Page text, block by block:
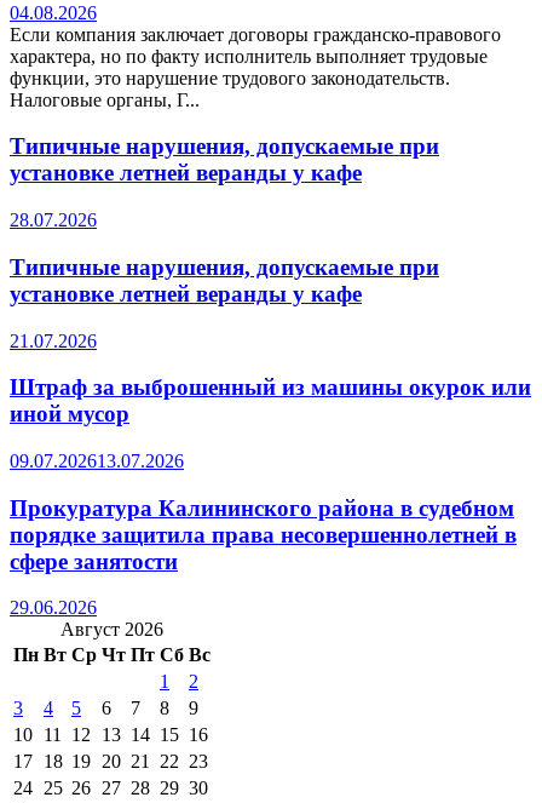
04.08.2026
Если компания заключает договоры гражданско-правового
характера, но по факту исполнитель выполняет трудовые
функции, это нарушение трудового законодательств.
Налоговые органы, Г...
Типичные нарушения, допускаемые при
установке летней веранды у кафе
28.07.2026
Типичные нарушения, допускаемые при
установке летней веранды у кафе
21.07.2026
Штраф за выброшенный из машины окурок или
иной мусор
09.07.202613.07.2026
Прокуратура Калининского района в судебном
порядке защитила права несовершеннолетней в
сфере занятости
29.06.2026
Август 2026
Пн Вт Ср Чт Пт Сб Вс
1
2
3
4 5 6 7 8
9
10 11 12 13 14 15 16
17 18 19 20 21 22 23
24 25 26 27 28 29 30